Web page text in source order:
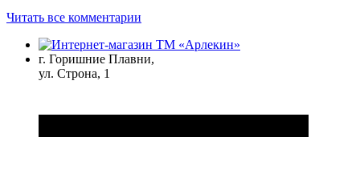
Читать все комментарии
г. Горишние Плавни,
ул. Строна, 1